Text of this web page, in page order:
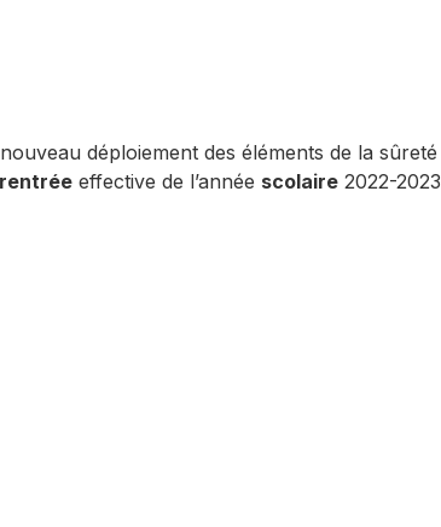
déploiement des éléments de la sûreté
rentrée effective de l’année scolaire 2022-2023